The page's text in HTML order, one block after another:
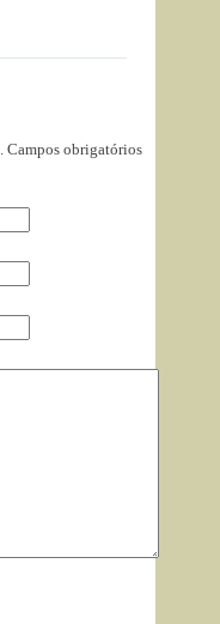
Campos obrigatórios